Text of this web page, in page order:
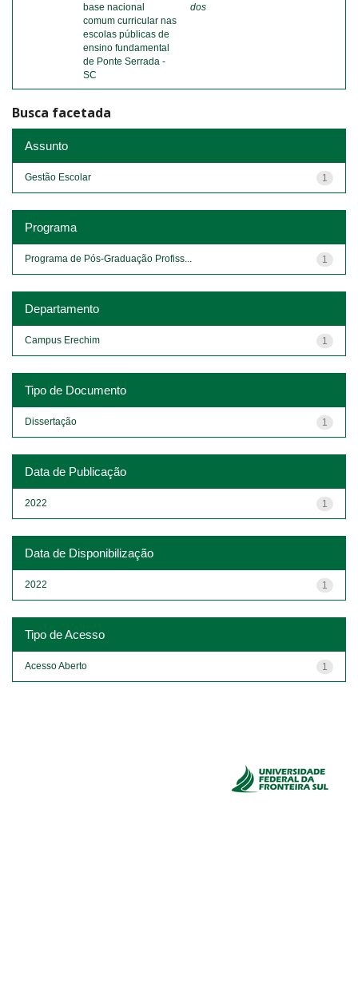
base nacional
comum curricular nas
escolas públicas de
ensino fundamental
de Ponte Serrada -
SC
dos
Busca facetada
Assunto
1
Gestão Escolar
Programa
1
Programa de Pós-Graduação Profiss...
Departamento
1
Campus Erechim
Tipo de Documento
1
Dissertação
Data de Publicação
1
2022
Data de Disponibilização
1
2022
Tipo de Acesso
1
Acesso Aberto